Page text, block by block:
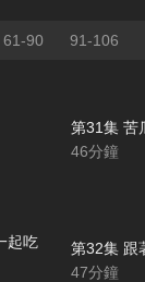
61-90 91-106
第31集 苦
46分鐘
第32集 跟
47分鐘